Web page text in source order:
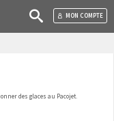
MON COMPTE
des glaces au Pacojet.